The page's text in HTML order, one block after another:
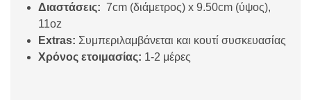
Διαστάσεις: 7cm (διάμετρος) x 9.50cm (ύψος),
11oz
Extras: Συμπεριλαμβάνεται και κουτί συσκευασίας
Χρόνος ετοιμασίας: 1-2 μέρες